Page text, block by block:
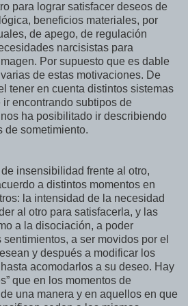
para lograr satisfacer deseos de
beneficios materiales, por
de apego, de regulación
narcisistas para
Por supuesto que es dable
de estas motivaciones. De
tener en cuenta distintos sistemas
encontrando subtipos de
ha posibilitado ir describiendo
de sometimiento.
insensibilidad frente al otro,
a distintos momentos en
la intensidad de la necesidad
al otro para satisfacerla, y las
a la disociación, a poder
a ser movidos por el
y después a modificar los
acomodarlos a su deseo. Hay
que en los momentos de
una manera y en aquellos en que